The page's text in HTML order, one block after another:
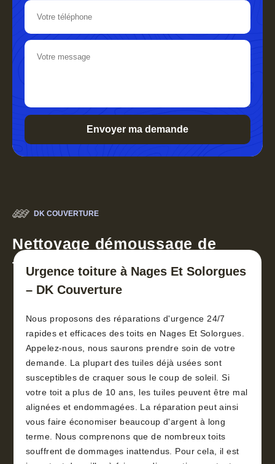
DK COUVERTURE
Nettoyage démoussage de
toiture 30
Urgence toiture à Nages Et Solorgues
– DK Couverture
Nous proposons des réparations d'urgence 24/7
rapides et efficaces des toits en Nages Et Solorgues.
Appelez-nous, nous saurons prendre soin de votre
demande. La plupart des tuiles déjà usées sont
susceptibles de craquer sous le coup de soleil. Si
votre toit a plus de 10 ans, les tuiles peuvent être mal
alignées et endommagées. La réparation peut ainsi
vous faire économiser beaucoup d'argent à long
terme. Nous comprenons que de nombreux toits
souffrent de dommages inattendus. Pour cela, il est